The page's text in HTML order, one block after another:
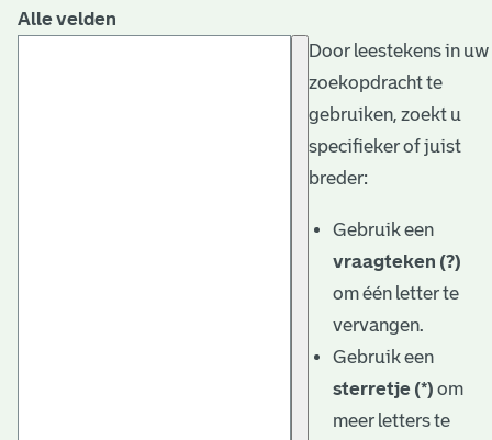
Alle velden
Door leestekens in uw
zoekopdracht te
gebruiken, zoekt u
specifieker of juist
breder:
Gebruik een
vraagteken (?)
om één letter te
vervangen.
Gebruik een
sterretje (*) om
meer letters te